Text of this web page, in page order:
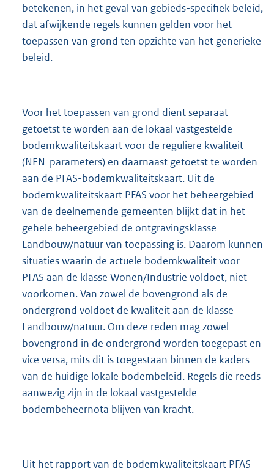
betekenen, in het geval van gebieds-specifiek beleid,
dat afwijkende regels kunnen gelden voor het
toepassen van grond ten opzichte van het generieke
beleid.
Voor het toepassen van grond dient separaat
getoetst te worden aan de lokaal vastgestelde
bodemkwaliteitskaart voor de reguliere kwaliteit
(NEN-parameters) en daarnaast getoetst te worden
aan de PFAS-bodemkwaliteitskaart. Uit de
bodemkwaliteitskaart PFAS voor het beheergebied
van de deelnemende gemeenten blijkt dat in het
gehele beheergebied de ontgravingsklasse
Landbouw/natuur van toepassing is. Daarom kunnen
situaties waarin de actuele bodemkwaliteit voor
PFAS aan de klasse Wonen/Industrie voldoet, niet
voorkomen. Van zowel de bovengrond als de
ondergrond voldoet de kwaliteit aan de klasse
Landbouw/natuur. Om deze reden mag zowel
bovengrond in de ondergrond worden toegepast en
vice versa, mits dit is toegestaan binnen de kaders
van de huidige lokale bodembeleid. Regels die reeds
aanwezig zijn in de lokaal vastgestelde
bodembeheernota blijven van kracht.
Uit het rapport van de bodemkwaliteitskaart PFAS